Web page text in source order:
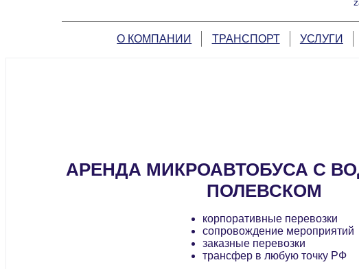
О КОМПАНИИ ТРАНСПОРТ УСЛУГИ
АРЕНДА МИКРОАВТОБУСА С
ПОЛЕВСКОМ
корпоративные перевозки
сопровождение мероприятий
заказные перевозки
трансфер в любую точку РФ